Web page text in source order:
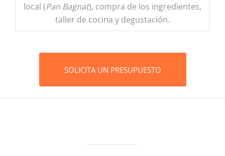
local (Pan Bagnat), compra de los ingredientes,
taller de cocina y degustación.
SOLICITA UN PRESUPUESTO